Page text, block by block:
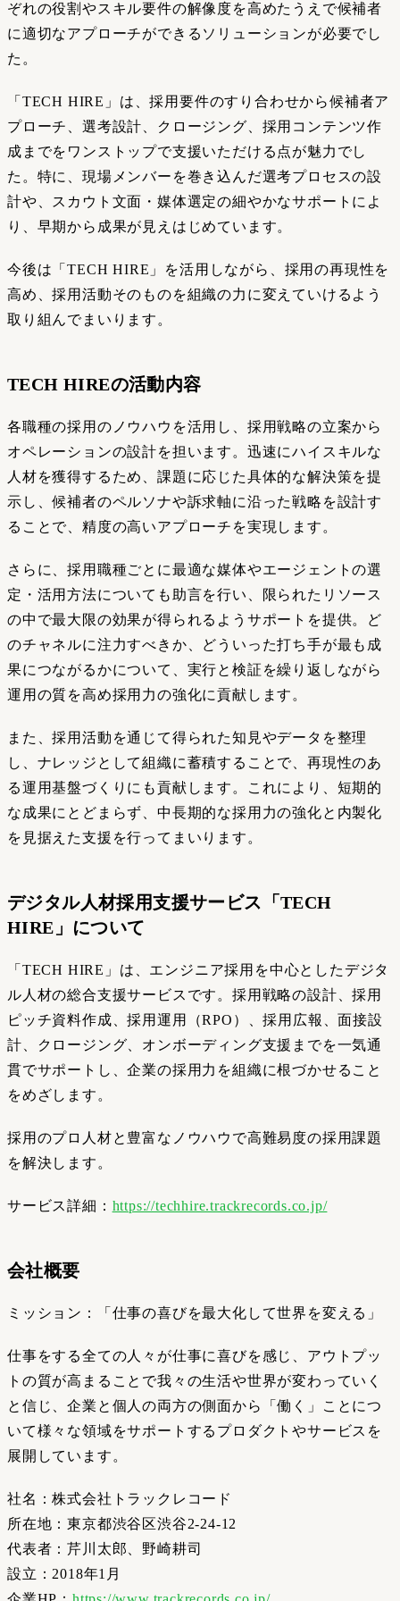
ぞれの役割やスキル要件の解像度を高めたうえで候補者
に適切なアプローチができるソリューションが必要でし
た。
「TECH HIRE」は、採用要件のすり合わせから候補者ア
プローチ、選考設計、クロージング、採用コンテンツ作
成までをワンストップで支援いただける点が魅力でし
た。特に、現場メンバーを巻き込んだ選考プロセスの設
計や、スカウト文面・媒体選定の細やかなサポートによ
り、早期から成果が見えはじめています。
今後は「TECH HIRE」を活用しながら、採用の再現性を
高め、採用活動そのものを組織の力に変えていけるよう
取り組んでまいります。
TECH HIREの活動内容
各職種の採用のノウハウを活用し、採用戦略の立案から
オペレーションの設計を担います。迅速にハイスキルな
人材を獲得するため、課題に応じた具体的な解決策を提
示し、候補者のペルソナや訴求軸に沿った戦略を設計す
ることで、精度の高いアプローチを実現します。
さらに、採用職種ごとに最適な媒体やエージェントの選
定・活用方法についても助言を行い、限られたリソース
の中で最大限の効果が得られるようサポートを提供。ど
のチャネルに注力すべきか、どういった打ち手が最も成
果につながるかについて、実行と検証を繰り返しながら
運用の質を高め採用力の強化に貢献します。
また、採用活動を通じて得られた知見やデータを整理
し、ナレッジとして組織に蓄積することで、再現性のあ
る運用基盤づくりにも貢献します。これにより、短期的
な成果にとどまらず、中長期的な採用力の強化と内製化
を見据えた支援を行ってまいります。
デジタル人材採用支援サービス「TECH
HIRE」について
「TECH HIRE」は、エンジニア採用を中心としたデジタ
ル人材の総合支援サービスです。採用戦略の設計、採用
ピッチ資料作成、採用運用（RPO）、採用広報、面接設
計、クロージング、オンボーディング支援までを一気通
貫でサポートし、企業の採用力を組織に根づかせること
をめざします。
採用のプロ人材と豊富なノウハウで高難易度の採用課題
を解決します。
サービス詳細： https://techhire.trackrecords.co.jp/
会社概要
ミッション：「仕事の喜びを最大化して世界を変える」
仕事をする全ての人々が仕事に喜びを感じ、アウトプッ
トの質が高まることで我々の生活や世界が変わっていく
と信じ、企業と個人の両方の側面から「働く」ことにつ
いて様々な領域をサポートするプロダクトやサービスを
展開しています。
社名：株式会社トラックレコード
所在地：東京都渋谷区渋谷2-24-12
代表者：芹川太郎、野崎耕司
設立：2018年1月